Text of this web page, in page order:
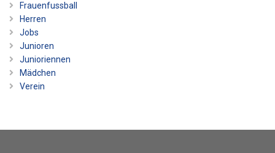
Frauenfussball
Herren
Jobs
Junioren
Junioriennen
Mädchen
Verein